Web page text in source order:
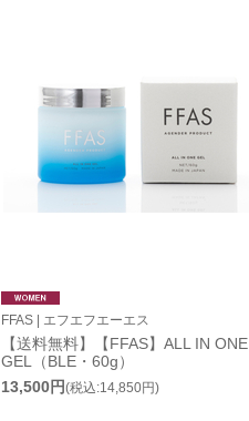
FFAS | エフエフエーエス
【送料無料】【FFAS】ALL IN ONE
GEL（BLE・60g）
13,500円(税込:14,850円)